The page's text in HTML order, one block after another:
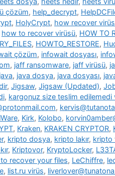
çözüm, help_decrypt,
, HolyCrypt, how recover
how to recover virüsü, HOW TO
, HOWTO_RESTORE,
çözüm, infowait dosyası,
, jaff ransomware, jaff virüsü,
java, java dosya, java dosyası,
, Jigsaw, Jigsaw (Updated),
, kargonuz size teslim edilemedi
,
, Kirk, Kolobo,
, Kraken, KRAKEN CRYPTOR,
, kripto dosya, kripto lakır, kripto
, Kriptovor, KryptoLocker,
recover your files, LeChiffre,
, list.ru virüs,